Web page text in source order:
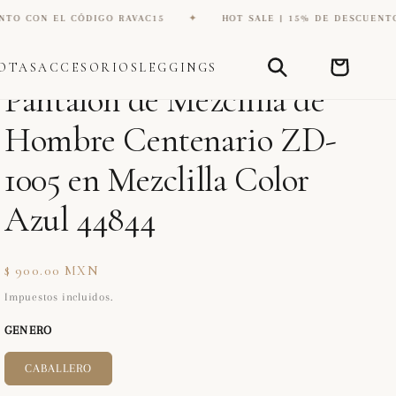
CÓDIGO RAVAC15 ✦ HOT SALE | 15% DE DESCUENTO CON
ACCESORIOS LEGGINGS Carrito
DIANA ZAPATERIA INC
Pantalón de Mezclilla de
Hombre Centenario ZD-
1005 en Mezclilla Color
Azul 44844
Precio
habitual
$ 900.00 MXN
Impuestos incluidos.
GENERO
CABALLERO